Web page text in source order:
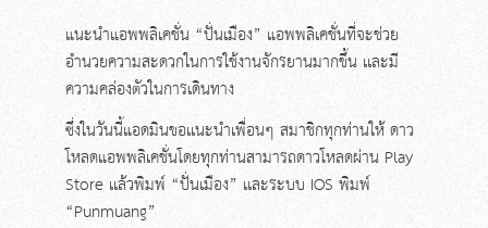
แนะนำแอพพลิเคชั่น “ปั่นเมือง” แอพพลิเคชั่นที่จะช่วย
อำนวยความสะดวกในการใช้งานจักรยานมากขึ้น เเละมี
ความคล่องตัวในการเดินทาง
ซึ่งในวันนี้แอดมินขอเเนะนำเพื่อนๆ สมาชิกทุกท่านให้ ดาว
โหลดแอพพลิเคชั่นโดยทุกท่านสามารถดาวโหลดผ่าน Play
Store เเล้วพิมพ์ “ปั่นเมือง” เเละระบบ IOS พิมพ์
“Punmuang”